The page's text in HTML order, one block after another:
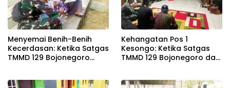
Menyemai Benih-Benih
Kecerdasan: Ketika Satgas
TMMD 129 Bojonegoro
Kehangatan Pos 1
Kesongo: Ketika Satgas
TMMD 129 Bojonegoro dan